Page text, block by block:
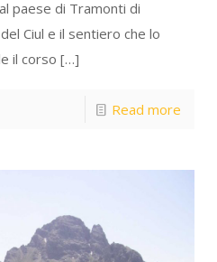
paese di Tramonti di
Ciul e il sentiero che lo
il corso […]
Read more